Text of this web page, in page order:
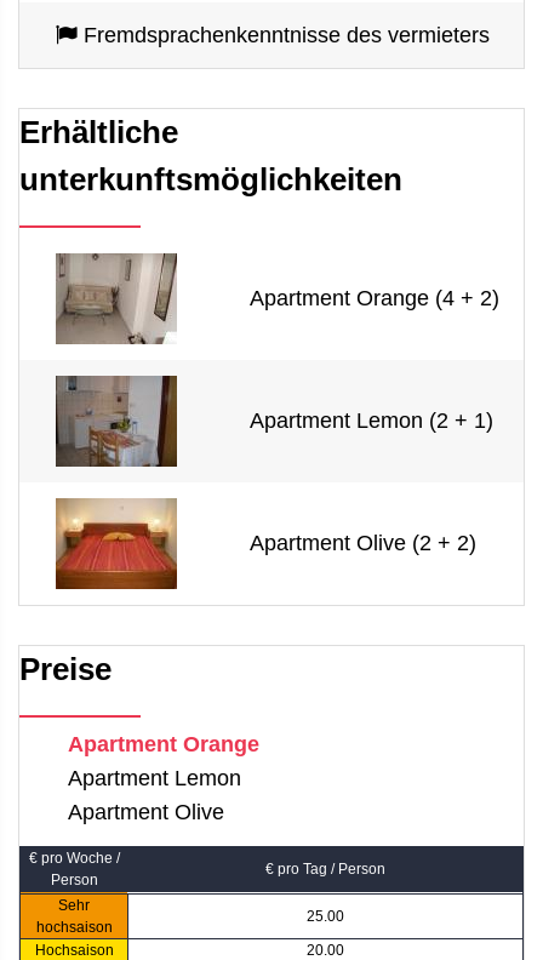
Fremdsprachenkenntnisse des vermieters
Erhältliche
unterkunftsmöglichkeiten
Apartment Orange (4 + 2)
Apartment Lemon (2 + 1)
Apartment Olive (2 + 2)
Preise
Apartment Orange
Apartment Lemon
Apartment Olive
€ pro Woche /
Person
€ pro Tag / Person
Sehr
hochsaison
25.00
Hochsaison
20.00